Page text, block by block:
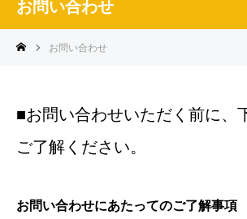
お問い合わせ
お問い合わせ
■お問い合わせいただく前に、
ご了解ください。
お問い合わせにあたってのご了解事項